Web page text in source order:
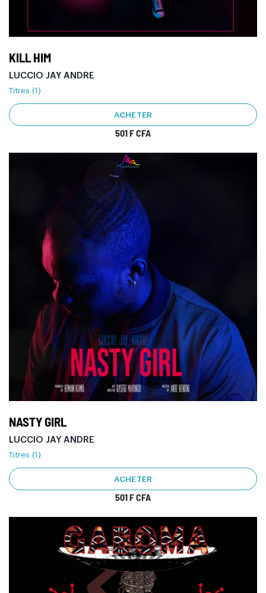
KILL HIM
LUCCIO JAY ANDRE
Titres (1)
ACHETER
501 F CFA
NASTY GIRL
LUCCIO JAY ANDRE
Titres (1)
ACHETER
501 F CFA